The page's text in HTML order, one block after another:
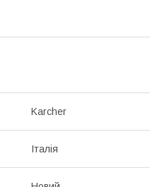
Karcher
Італія